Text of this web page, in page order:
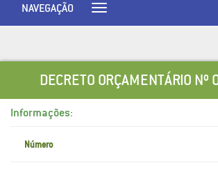
Toggle
NAVEGAÇÃO
DECRETO ORÇAMENTÁRIO
Informações:
Número